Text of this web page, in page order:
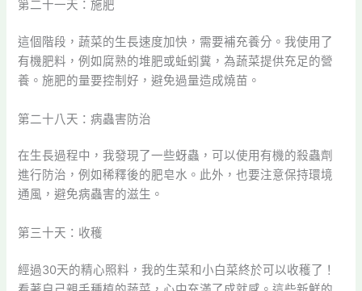
第二十一天：施肥
這個階段，蔬菜的生長速度加快，需要補充養分。我使用了
有機肥料，例如腐熟的堆肥或蚯蚓糞，為蔬菜提供充足的營
養。施肥的量要控制好，避免過量造成燒苗。
第二十八天：病蟲害防治
在生長過程中，我發現了一些蚜蟲，可以使用有機的殺蟲劑
進行防治，例如稀釋後的肥皂水。此外，也要注意保持環境
通風，避免病蟲害的滋生。
第三十天：收穫
經過30天的精心照料，我的生菜和小白菜終於可以收穫了！